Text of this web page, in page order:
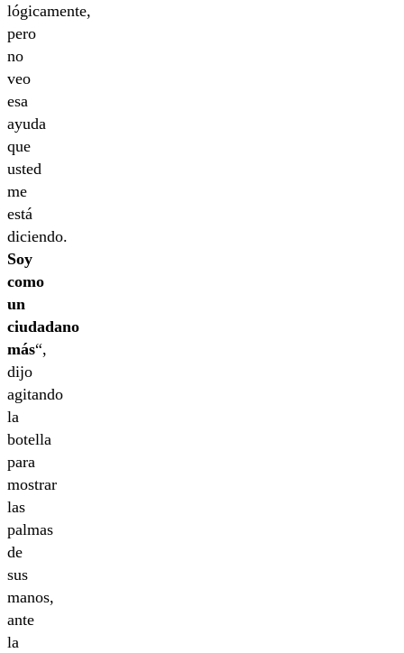
lógicamente,
pero
no
veo
esa
ayuda
que
usted
me
está
diciendo.
Soy
como
un
ciudadano
más“,
dijo
agitando
la
botella
para
mostrar
las
palmas
de
sus
manos,
ante
la